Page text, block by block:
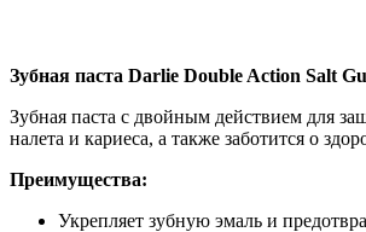
Зубная паста Darlie Double Action Salt
Зубная паста с двойным действием для
налета и кариеса, а также заботится о
Преимущества:
Укрепляет зубную эмаль и